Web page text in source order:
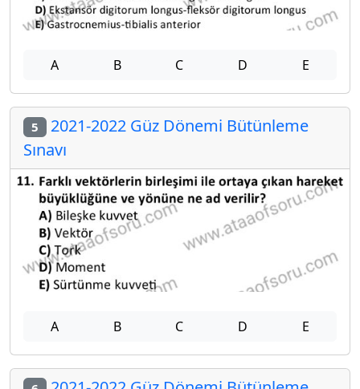
A B C D E
5 2021-2022 Güz Dönemi Bütünleme
Sınavı
A B C D E